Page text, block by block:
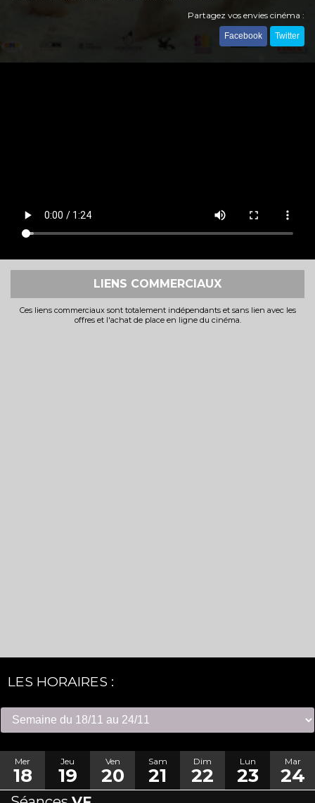
Partagez vos envies cinéma :
Facebook Twitter
LIENS COMMERCIAUX
Ces liens commerciaux sont totalement indépendants et sans lien avec les
offres et l'achat de place en ligne du cinéma.
LES HORAIRES :
Mer
18
Jeu
19
Ven
20
Sam
21
Dim
22
Lun
23
Mar
24